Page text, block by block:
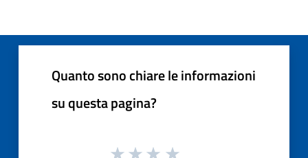
Quanto sono chiare le informazioni
su questa pagina?